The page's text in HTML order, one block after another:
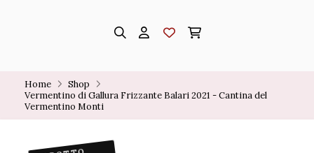
Home
Shop
Vermentino di Gallura Frizzante Balari 2021 - Cantina del
Vermentino Monti